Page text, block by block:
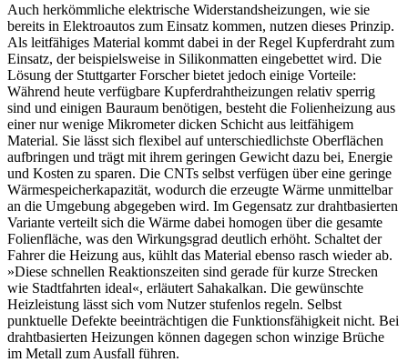
Auch herkömmliche elektrische Widerstandsheizungen, wie sie
bereits in Elektroautos zum Einsatz kommen, nutzen dieses Prinzip.
Als leitfähiges Material kommt dabei in der Regel Kupferdraht zum
Einsatz, der beispielsweise in Silikonmatten eingebettet wird. Die
Lösung der Stuttgarter Forscher bietet jedoch einige Vorteile:
Während heute verfügbare Kupferdrahtheizungen relativ sperrig
sind und einigen Bauraum benötigen, besteht die Folienheizung aus
einer nur wenige Mikrometer dicken Schicht aus leitfähigem
Material. Sie lässt sich flexibel auf unterschiedlichste Oberflächen
aufbringen und trägt mit ihrem geringen Gewicht dazu bei, Energie
und Kosten zu sparen. Die CNTs selbst verfügen über eine geringe
Wärmespeicherkapazität, wodurch die erzeugte Wärme unmittelbar
an die Umgebung abgegeben wird. Im Gegensatz zur drahtbasierten
Variante verteilt sich die Wärme dabei homogen über die gesamte
Folienfläche, was den Wirkungsgrad deutlich erhöht. Schaltet der
Fahrer die Heizung aus, kühlt das Material ebenso rasch wieder ab.
»Diese schnellen Reaktionszeiten sind gerade für kurze Strecken
wie Stadtfahrten ideal«, erläutert Sahakalkan. Die gewünschte
Heizleistung lässt sich vom Nutzer stufenlos regeln. Selbst
punktuelle Defekte beeinträchtigen die Funktionsfähigkeit nicht. Bei
drahtbasierten Heizungen können dagegen schon winzige Brüche
im Metall zum Ausfall führen.